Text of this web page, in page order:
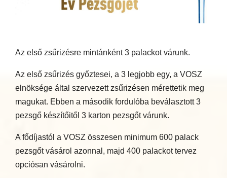
Az első zsűrizésre mintánként 3 palackot várunk.
Az első zsűrizés győztesei, a 3 legjobb egy, a VOSZ
elnöksége által szervezett zsűrizésen mérettetik meg
magukat. Ebben a második fordulóba beválasztott 3
pezsgő készítőitől 3 karton pezsgőt várunk.
A fődíjastól a VOSZ összesen minimum 600 palack
pezsgőt vásárol azonnal, majd 400 palackot tervez
opciósan vásárolni.